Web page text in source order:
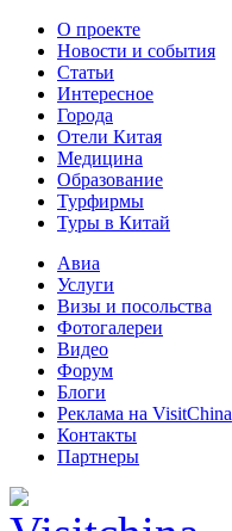
О проекте
Новости и события
Статьи
Интересное
Города
Отели Китая
Медицина
Образование
Турфирмы
Туры в Китай
Авиа
Услуги
Визы и посольства
Фотогалереи
Видео
Форум
Блоги
Реклама на VisitChina
Контакты
Партнеры